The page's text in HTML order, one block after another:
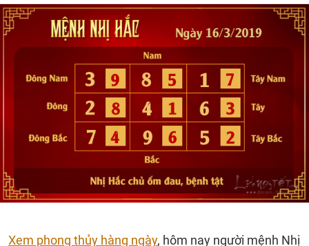
Xem phong thủy hàng ngày, hôm nay người mệnh Nhị